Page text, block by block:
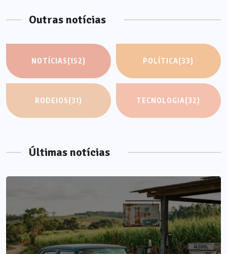
Outras notícias
NOTÍCIAS(152) POLÍTICA(33)
RODEIOS(31) TECNOLOGIA(32)
Últimas notícias